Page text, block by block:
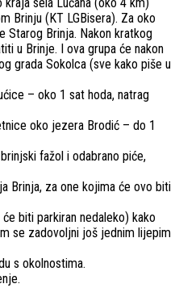
sela Lučana (oko 4 km)
Brinju (KT LGBisera). Za oko
Starog Brinja. Nakon kratkog
u Brinje. I ova grupa će nakon
grada Sokolca (sve kako piše u
– oko 1 sat hoda, natrag
oko jezera Brodić – do 1
fažol i odabrano piće,
Brinja, za one kojima će ovo biti
biti parkiran nedaleko) kako
se zadovoljni još jednim lijepim
s okolnostima.